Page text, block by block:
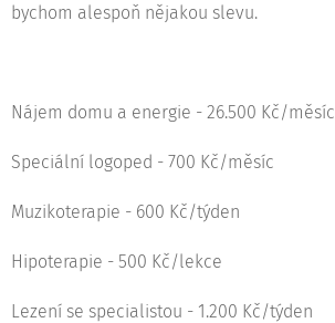
bychom alespoň nějakou slevu.
Nájem domu a energie - 26.500 Kč/měsíc
Speciální logoped - 700 Kč/měsíc
Muzikoterapie - 600 Kč/týden
Hipoterapie - 500 Kč/lekce
Lezení se specialistou - 1.200 Kč/týden